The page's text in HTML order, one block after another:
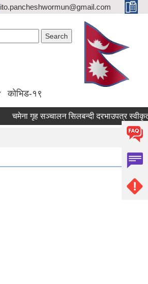
ito.pancheshwormun@gmail.com
कोभिड-१९
चमेना गृह सञ्‍चालन सिलबन्दी दरभाउपत्र